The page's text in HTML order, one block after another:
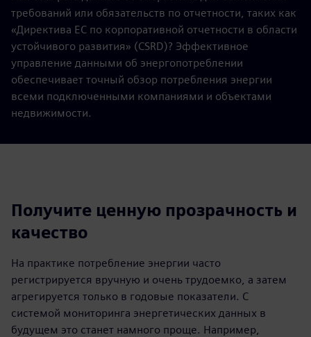
требований или обязательств по отчетности, таких как
«Директива ЕС по корпоративной отчетности в области
устойчивого развития» (CSRD)? Эффективное
управление данными об энергопотреблении
обеспечивает точный обзор потребления энергии
всеми подключенными компаниями и объектами
недвижимости.
Получите ценную прозрачность и
качество
На практике потребление энергии часто
регистрируется вручную и очень трудоемко, а затем
агрегируется только в годовые показатели. С
системой мониторинга энергетических данных в
будущем это станет намного проще. Например,